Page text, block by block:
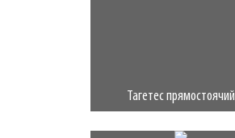
Тагетес прямостоячий